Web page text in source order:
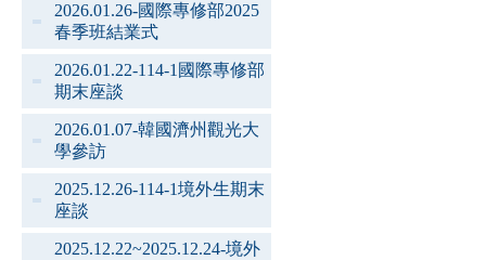
2026.01.26-國際專修部2025
春季班結業式
2026.01.22-114-1國際專修部
期末座談
2026.01.07-韓國濟州觀光大
學參訪
2025.12.26-114-1境外生期末
座談
2025.12.22~2025.12.24-境外